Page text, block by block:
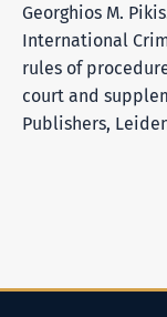
Georghios M.
International
rules of
court and
Publishers,